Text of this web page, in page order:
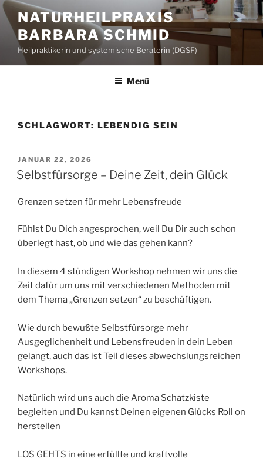
Zum
Inhalt
springen
NATURHEILPRAXIS
BARBARA SCHMID
Heilpraktikerin und systemische Beraterin (DGSF)
Menü
SCHLAGWORT: LEBENDIG SEIN
VERÖFFENTLICHT
AM
JANUAR 22, 2026
Selbstfürsorge – Deine Zeit, dein Glück
Grenzen setzen für mehr Lebensfreude
Fühlst Du Dich angesprochen, weil Du Dir auch schon
überlegt hast, ob und wie das gehen kann?
In diesem 4 stündigen Workshop nehmen wir uns die
Zeit dafür um uns mit verschiedenen Methoden mit
dem Thema „Grenzen setzen“ zu beschäftigen.
Wie durch bewußte Selbstfürsorge mehr
Ausgeglichenheit und Lebensfreuden in dein Leben
gelangt, auch das ist Teil dieses abwechslungsreichen
Workshops.
Natürlich wird uns auch die Aroma Schatzkiste
begleiten und Du kannst Deinen eigenen Glücks Roll on
herstellen
LOS GEHTS in eine erfüllte und kraftvolle